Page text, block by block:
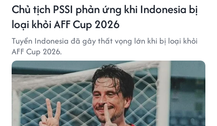
Chủ tịch PSSI phản ứng khi Indonesia bị
loại khỏi AFF Cup 2026
Tuyển Indonesia đã gây thất vọng lớn khi bị loại khỏi
AFF Cup 2026.